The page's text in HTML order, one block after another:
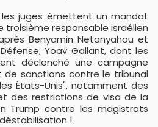
juges émettent un mandat
troisième responsable israélien
Benyamin Netanyahou et
Yoav Gallant, dont les
déclenché une campagne
sanctions contre le tribunal
États-Unis", notamment des
des restrictions de visa de la
Trump contre les magistrats
!